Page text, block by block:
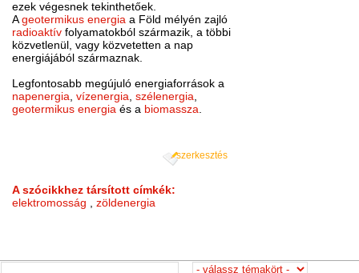
ezek végesnek tekinthetőek.
Ageotermikus energia a Föld mélyén zajló
radioaktív folyamatokból származik, a többi
közvetlenül, vagy közvetetten a nap
energiájából származnak.
Legfontosabb megújuló energiaforrások a
napenergia,vízenergia,szélenergia,
geotermikus energia és a biomassza.
szerkesztés
A szócikkhez társított címkék:
elektromosság ,zöldenergia